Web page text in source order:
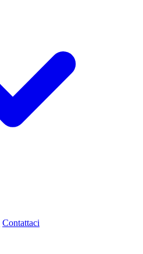
Contattaci